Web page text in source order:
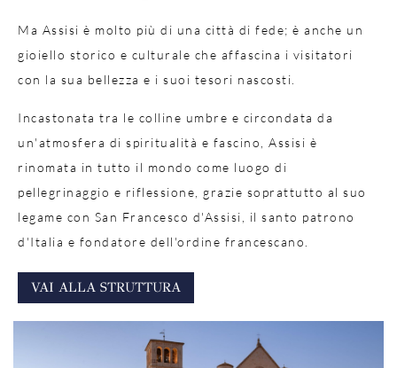
Incastonata tra le colline umbre e circondata da
un'atmosfera di spiritualità e fascino, Assisi è
rinomata in tutto il mondo come luogo di
pellegrinaggio e riflessione, grazie soprattutto al suo
legame con San Francesco d'Assisi, il santo patrono
d'Italia e fondatore dell'ordine francescano.
VAI ALLA STRUTTURA
Ma Assisi è molto più di una città di fede; è anche un
gioiello storico e culturale che affascina i visitatori
con la sua bellezza e i suoi tesori nascosti.